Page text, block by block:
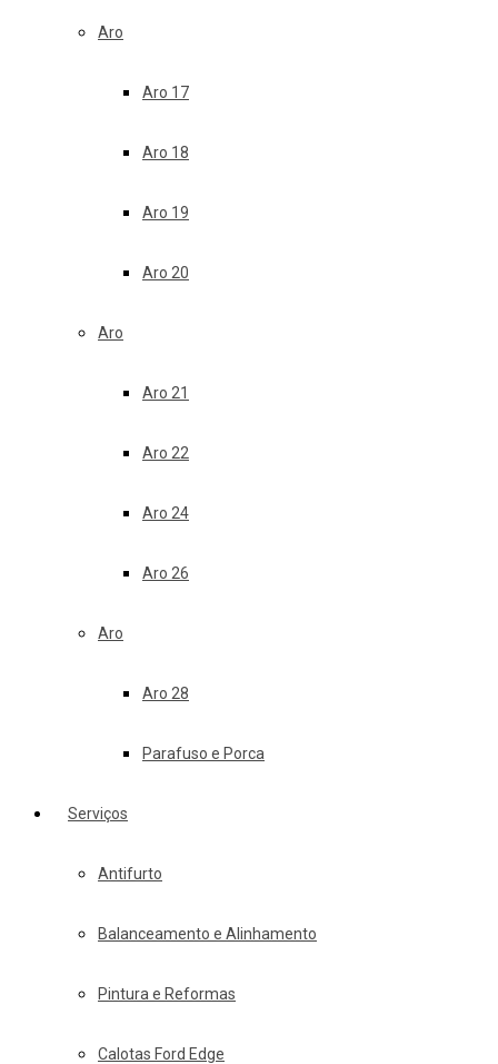
Aro
Aro 17
Aro 18
Aro 19
Aro 20
Aro
Aro 21
Aro 22
Aro 24
Aro 26
Aro
Aro 28
Parafuso e Porca
Serviços
Antifurto
Balanceamento e Alinhamento
Pintura e Reformas
Calotas Ford Edge